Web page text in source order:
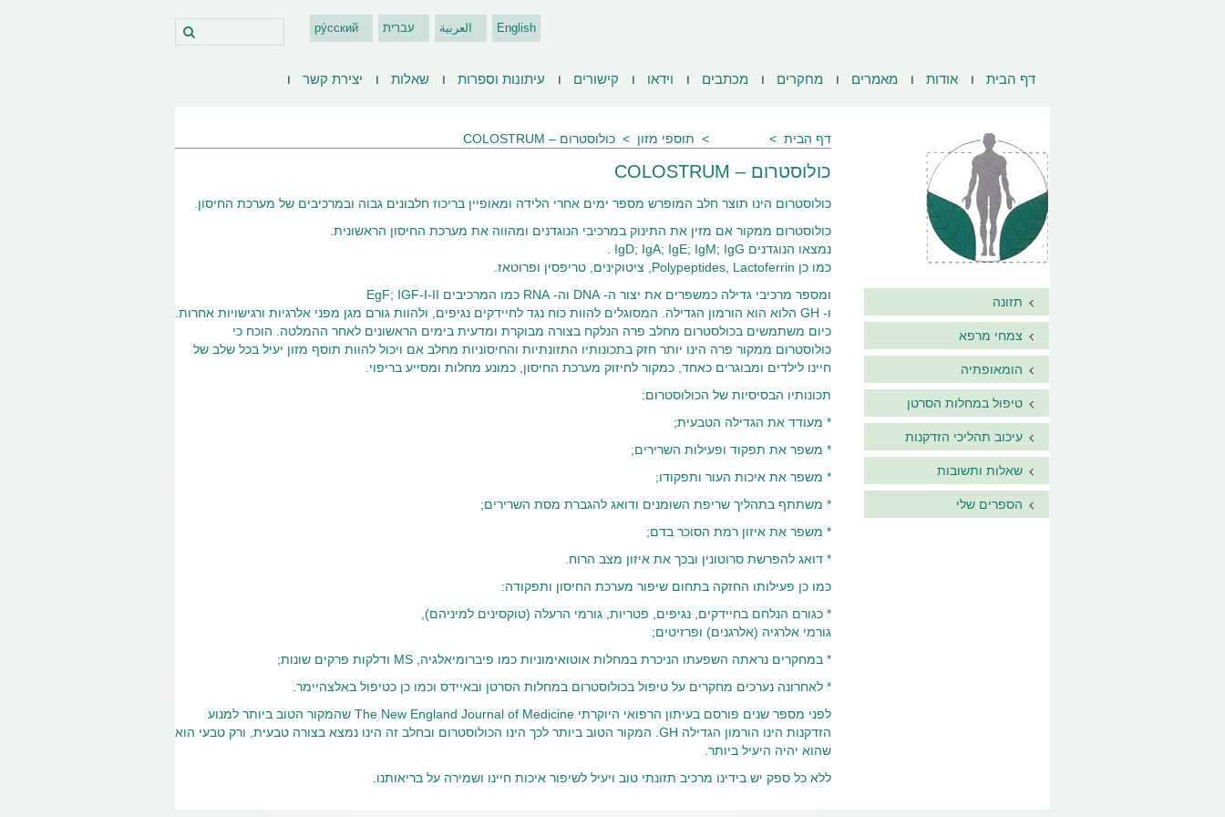
English العربية עברית ру́сский
דף הבית אודות מאמרים מחקרים מכתבים וידאו קישורים עיתונות וספרות שאלות יצירת קשר
דף הבית תוספי מזון כולוסטרום – COLOSTRUM
כולוסטרום – COLOSTRUM
כולוסטרום הינו תוצר חלב המופרש מספר ימים אחרי הלידה ומאופיין בריכוז חלבונים גבוה ובמרכיבים של מערכת החיסון.
כולוסטרום ממקור אם מזין את התינוק במרכיבי הנוגדנים ומהווה את מערכת החיסון הראשונית.
נמצאו הנוגדנים IgD; IgA; IgE; IgM; IgG .
כמו כן Polypeptides, Lactoferrin, ציטוקינים, טריפסין ופרוטאז.
ומספר מרכיבי גדילה כמשפרים את יצור ה- DNA וה- RNA כמו המרכיבים EgF; IGF-I-II
ו- GH הלוא הוא הורמון הגדילה. המסוגלים להוות כוח נגד לחיידקים נגיפים, ולהוות גורם מגן מפני אלרגיות ורגישויות אחרות.
כיום משתמשים בכולסטרום מחלב פרה הנלקח בצורה מבוקרת ומדעית בימים הראשונים לאחר ההמלטה. הוכח כי
כולוסטרום ממקור פרה הינו יותר חזק בתכונותיו התזונתיות והחיסוניות מחלב אם ויכול להוות תוסף מזון יעיל בכל שלב של
חיינו לילדים ומבוגרים כאחד, כמקור לחיזוק מערכת החיסון, כמונע מחלות ומסייע בריפוי.
תכונותיו הבסיסיות של הכולוסטרום:
* מעודד את הגדילה הטבעית;
* משפר את תפקוד ופעילות השרירים;
* משפר את איכות העור ותפקודו;
* משתתף בתהליך שריפת השומנים ודואג להגברת מסת השרירים;
* משפר את איזון רמת הסוכר בדם;
* דואג להפרשת סרוטונין ובכך את איזון מצב הרוח.
כמו כן פעילותו החזקה בתחום שיפור מערכת החיסון ותפקודה:
* כגורם הנלחם בחיידקים, נגיפים, פטריות, גורמי הרעלה (טוקסינים למיניהם),
גורמי אלרגיה (אלרגנים) ופרזיטים;
* במחקרים נראתה השפעתו הניכרת במחלות אוטואימוניות כמו פיברומיאלגיה, MS ודלקות פרקים שונות;
* לאחרונה נערכים מחקרים על טיפול בכולוסטרום במחלות הסרטן ובאיידס וכמו כן כטיפול באלצהיימר.
לפני מספר שנים פורסם בעיתון הרפואי היוקרתי The New England Journal of Medicine שהמקור הטוב ביותר למנוע
הזדקנות הינו הורמון הגדילה GH. המקור הטוב ביותר לכך הינו הכולוסטרום ובחלב זה הינו נמצא בצורה טבעית, ורק טבעי הוא
שהוא יהיה היעיל ביותר.
ללא כל ספק יש בידינו מרכיב תזונתי טוב ויעיל לשיפור איכות חיינו ושמירה על בריאותנו.
תזונה
צמחי מרפא
הומאופתיה
טיפול במחלות הסרטן
עיכוב תהליכי הזדקנות
שאלות ותשובות
הספרים שלי